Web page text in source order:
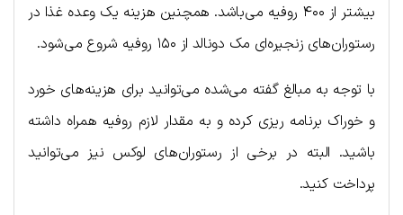
بیشتر از ۴۰۰ روفیه می‌باشد. همچنین هزینه یک وعده غذا در
رستوران‌های زنجیره‌ای مک دونالد از ۱۵۰ روفیه شروع می‌شود.
با توجه به مبالغ گفته می‌شده می‌توانید برای هزینه‌های خورد
و خوراک برنامه ریزی کرده و به مقدار لازم روفیه همراه داشته
باشید. البته در برخی از رستوران‌های لوکس نیز می‌توانید
پرداخت کنید.